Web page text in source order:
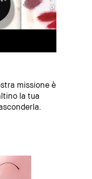
missione è
la tua